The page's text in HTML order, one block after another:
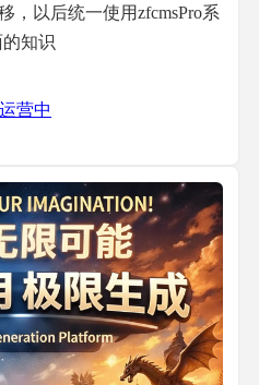
，以后统一使用zfcmsPro系
知识
营中